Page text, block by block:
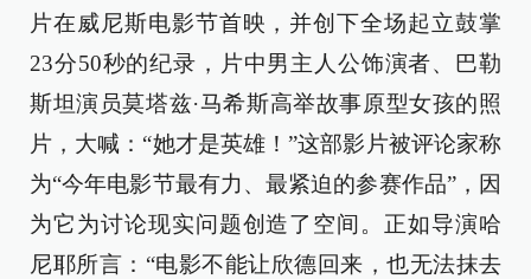
片在威尼斯电影节首映，并创下全场起立鼓掌
23分50秒的纪录，片中男主人公饰演者、巴勒
斯坦演员莫塔兹·马希斯高举故事原型女孩的照
片，大喊：“她才是英雄！”这部影片被评论家称
为“今年电影节最有力、最紧迫的参赛作品”，因
为它为讨论现实问题创造了空间。正如导演哈
尼耶所言：“电影不能让欣德回来，也无法抹去